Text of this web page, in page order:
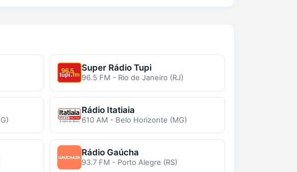
Super Rádio Tupi
96.5 FM - Rio de Janeiro (RJ)
Rádio Itatiaia
610 AM - Belo Horizonte (MG)
Rádio Gaúcha
93.7 FM - Porto Alegre (RS)